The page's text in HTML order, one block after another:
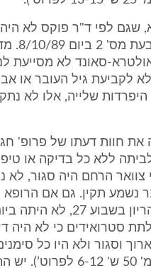
שגם לפי ד"ר פוקס לא
אשפוז
סאונד לא מסייעת
לקביעת גיל העובר או
היפרדות שלייה, אלו לא
את חוות דעתו של פרופ'
ללא כל בדיקה או
89 כי צוואר הרחם היה סגור,
נשמע תקין. גם אם הרופא
סטרואידים כי לא היה
וסגור ולא היו כל
מוקדמת (עמ' 50 ש' 6-12